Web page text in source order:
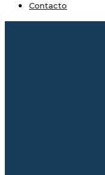
Contacto